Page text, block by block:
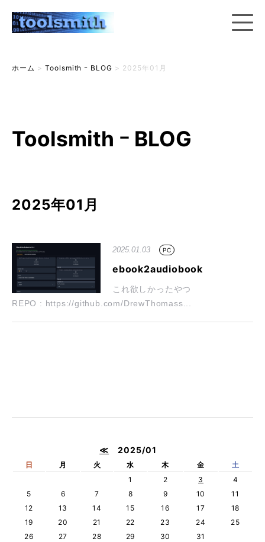
ホーム > Toolsmith ｰ BLOG > 2025年01月
Toolsmith ｰ BLOG
2025年01月
2025.01.03 PC
ebook2audiobook
これ欲しかったやつ
REPO : https://github.com/DrewThomass...
≪ 2025/01
日 月 火 水 木 金
土
1
2 3
4
5
6 7 8 9 10
11
12
13 14 15 16 17
18
19
20 21 22 23 24
25
26
27 28 29 30 31